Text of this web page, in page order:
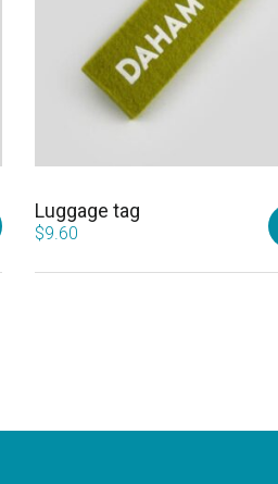
Luggage tag
$9.60